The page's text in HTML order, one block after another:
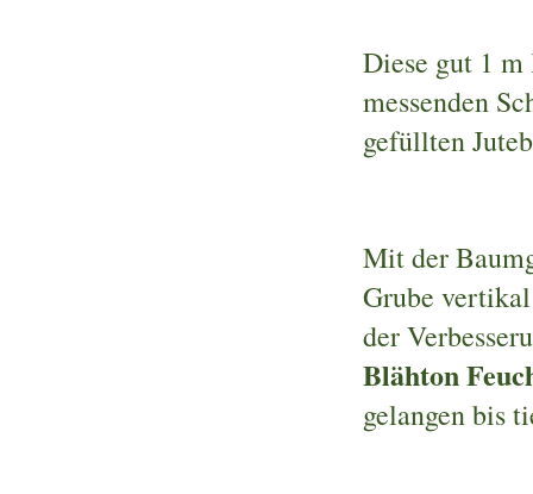
Diese gut 1
messenden
gefüllten
Mit der
Grube
der
Blähton
gelangen bis